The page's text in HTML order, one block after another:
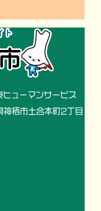
ューマンサービス
栖市土合本町2丁目